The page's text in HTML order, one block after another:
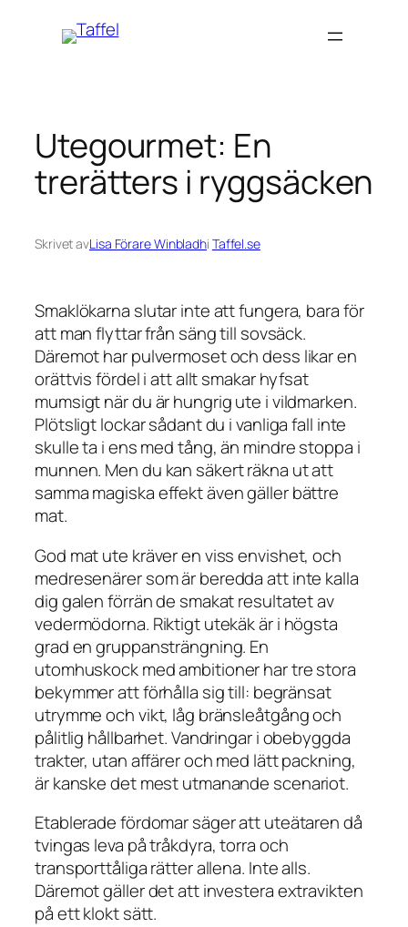
Utegourmet: En
trerätters i ryggsäcken
Skrivet avLisa Förare Winbladhi Taffel.se
Smaklökarna slutar inte att fungera, bara för
att man flyttar från säng till sovsäck.
Däremot har pulvermoset och dess likar en
orättvis fördel i att allt smakar hyfsat
mumsigt när du är hungrig ute i vildmarken.
Plötsligt lockar sådant du i vanliga fall inte
skulle ta i ens med tång, än mindre stoppa i
munnen. Men du kan säkert räkna ut att
samma magiska effekt även gäller bättre
mat.
God mat ute kräver en viss envishet, och
medresenärer som är beredda att inte kalla
dig galen förrän de smakat resultatet av
vedermödorna. Riktigt utekäk är i högsta
grad en gruppansträngning. En
utomhuskock med ambitioner har tre stora
bekymmer att förhålla sig till: begränsat
utrymme och vikt, låg bränsleåtgång och
pålitlig hållbarhet. Vandringar i obebyggda
trakter, utan affärer och med lätt packning,
är kanske det mest utmanande scenariot.
Etablerade fördomar säger att uteätaren då
tvingas leva på tråkdyra, torra och
transporttåliga rätter allena. Inte alls.
Däremot gäller det att investera extravikten
på ett klokt sätt.